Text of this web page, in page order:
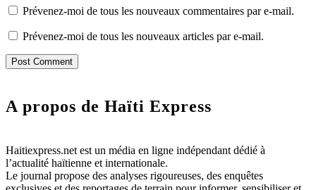
Prévenez-moi de tous les nouveaux commentaires par e-mail.
Prévenez-moi de tous les nouveaux articles par e-mail.
A propos de Haïti Express
Haitiexpress.net est un média en ligne indépendant dédié à
l’actualité haïtienne et internationale.
Le journal propose des analyses rigoureuses, des enquêtes